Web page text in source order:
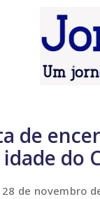
de
do
28 de novembro